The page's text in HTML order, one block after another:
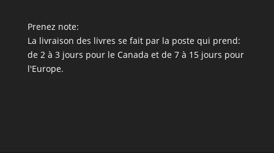
Prenez note:
La livraison des livres se fait par la poste qui prend:
de 2 à 3 jours pour le Canada et de 7 à 15 jours pour
l'Europe.